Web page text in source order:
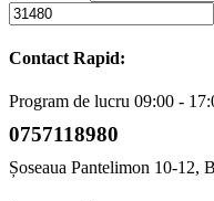
Contact Rapid:
Program de lucru 09:00 -
0757118980
Șoseaua Pantelimon 10-12,